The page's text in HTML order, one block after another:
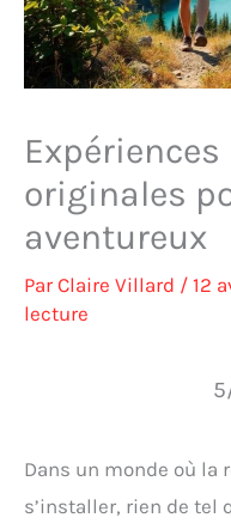
originales
aventureux
ParClaire Villard / 12
lecture
Dans un monde où
s’installer, rien de tel